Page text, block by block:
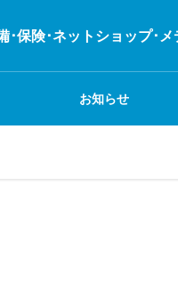
･保険･ネットショップ･メ
お知らせ